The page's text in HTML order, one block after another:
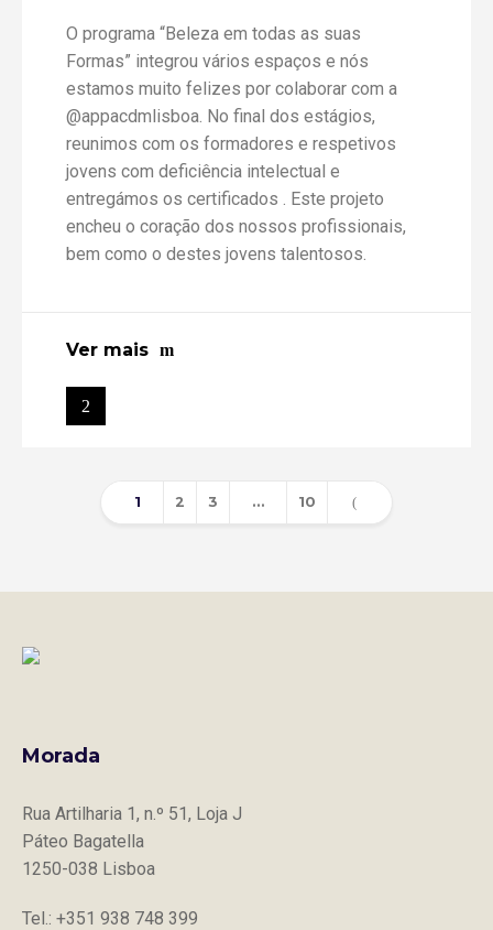
O programa “Beleza em todas as suas
Formas” integrou vários espaços e nós
estamos muito felizes por colaborar com a
@appacdmlisboa. No final dos estágios,
reunimos com os formadores e respetivos
jovens com deficiência intelectual e
entregámos os certificados . Este projeto
encheu o coração dos nossos profissionais,
bem como o destes jovens talentosos.
Ver mais
1 2 3 … 10
Morada
Rua Artilharia 1, n.º 51, Loja J
Páteo Bagatella
1250-038 Lisboa
Tel.: +351 938 748 399